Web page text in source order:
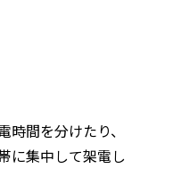
間を分けたり、
に集中して架電し